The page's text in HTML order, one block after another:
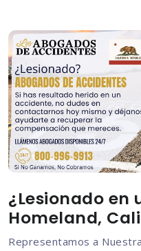
¿Lesionado en
Homeland,
Representamos a